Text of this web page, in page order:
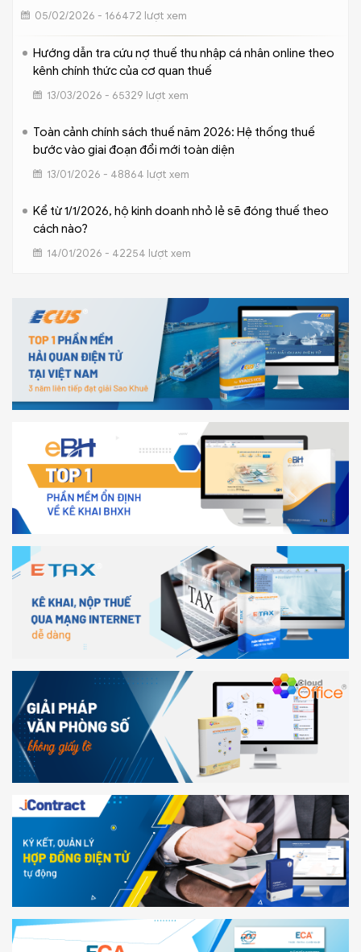
05/02/2026 - 166472 lượt xem
Hướng dẫn tra cứu nợ thuế thu nhập cá nhân online theo
kênh chính thức của cơ quan thuế
13/03/2026 - 65329 lượt xem
Toàn cảnh chính sách thuế năm 2026: Hệ thống thuế
bước vào giai đoạn đổi mới toàn diện
13/01/2026 - 48864 lượt xem
Kể từ 1/1/2026, hộ kinh doanh nhỏ lẻ sẽ đóng thuế theo
cách nào?
14/01/2026 - 42254 lượt xem